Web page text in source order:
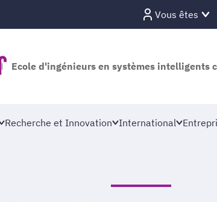
Vous êtes
Ecole d'ingénieurs en systèmes intelligents
Recherche et Innovation International